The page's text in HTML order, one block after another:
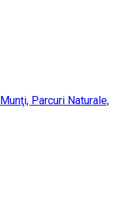
Munţi, Parcuri Naturale,